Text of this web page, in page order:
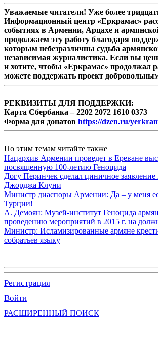
Уважаемые читатели! Уже более
Информационный центр «Еркрамас»
событиях в Армении, Арцахе и
продолжаем эту работу благодаря
которым небезразличны судьба
независимая журналистика. Если вы
и хотите, чтобы «Еркрамас» продолжал
можете поддержать проект
РЕКВИЗИТЫ ДЛЯ ПОДДЕРЖКИ:
Карта Сбербанка – 2202 2072 1610 0373
Форма для донатов https://dzen.ru/
По этим темам читайте также
Нацархив Армении проведет в Ереване
посвященную 100-летию Геноцида
Догу Перинчек сделал циничное
Джорджа Клуни
Министр диаспоры Армении: Да – у меня
Турции!
А. Демоян: Музей-институт Геноцида
проведению мероприятий в 2015 г. на
Министр: Исламизированные армяне
собратьев языку
Регистрация
Войти
РАСШИРЕННЫЙ ПОИСК